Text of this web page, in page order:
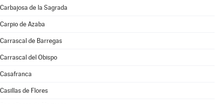
Carbajosa de la Sagrada
Carpio de Azaba
Carrascal de Barregas
Carrascal del Obispo
Casafranca
Casillas de Flores